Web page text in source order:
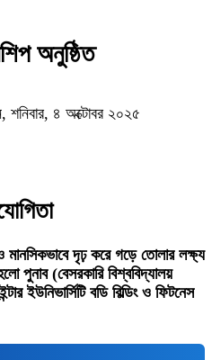
অনুষ্ঠিত
৪ অক্টোবর ২০২৫
মানসিকভাবে দৃঢ় করে গড়ে তোলার লক্ষ্য
পুনাব (বেসরকারি বিশ্ববিদ্যালয়
ইউনিভার্সিটি বডি বিল্ডিং ও ফিটনেস